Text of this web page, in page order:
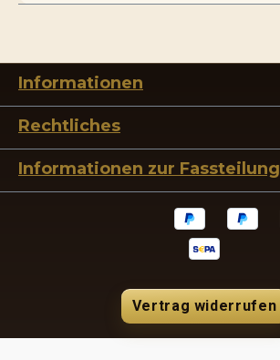
Informationen
Rechtliches
Informationen zur Fassteilung
Vertrag widerrufen